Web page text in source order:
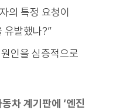
의 특정 요청이
유발했나?”
인을 심층적으로
차 계기판에 ‘엔진